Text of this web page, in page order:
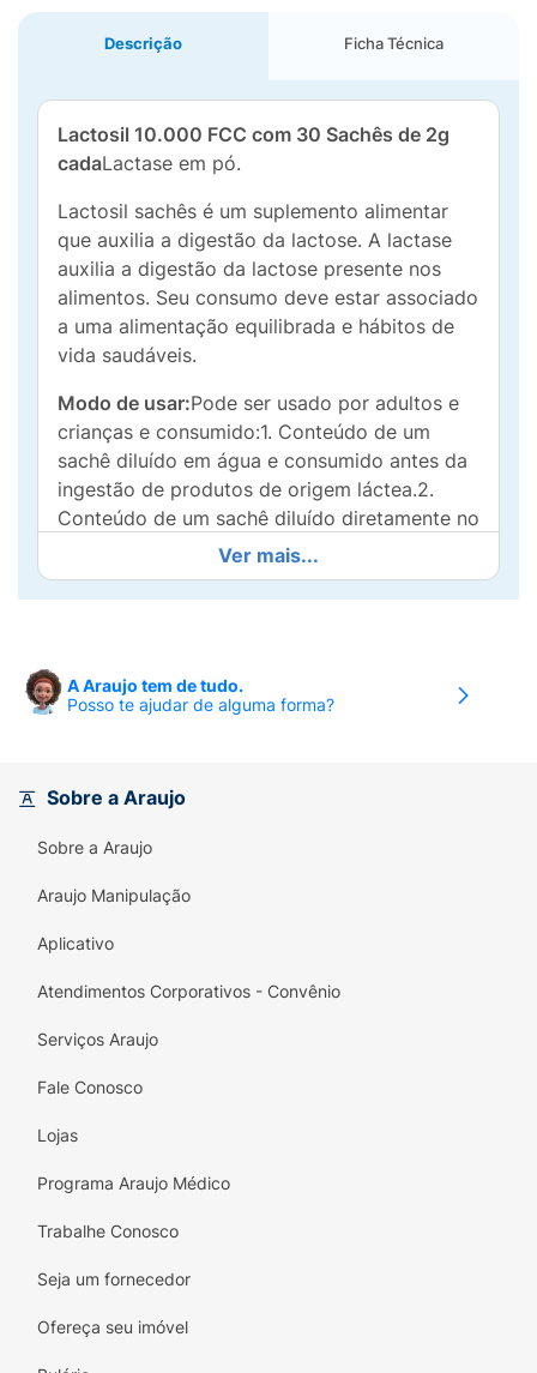
Descrição Ficha Técnica
Lactosil 10.000 FCC com 30 Sachês de 2g
cadaLactase em pó.
Lactosil sachês é um suplemento alimentar
que auxilia a digestão da lactose. A lactase
auxilia a digestão da lactose presente nos
alimentos. Seu consumo deve estar associado
a uma alimentação equilibrada e hábitos de
vida saudáveis.
Modo de usar:Pode ser usado por adultos e
crianças e consumido:1. Conteúdo de um
sachê diluído em água e consumido antes da
ingestão de produtos de origem láctea.2.
Conteúdo de um sachê diluído diretamente no
leite ou em preparações lácteas
imediatamente antes de seu consumo.3.
Conteúdo de um sachê pulverizado sobre
Essas quantidades podem variar entre
diferentes indivíduos, podendo ser ajustada
ou conforme orientação do médico ou
indivíduos com galactosemia. Consumir sob
orientação do médico ou nutricionista.
Ingredientes:
Maltodextrina,(veículo), lactase
Aspergillus oryzae
de silício.NÃO CONTÉM GLÚTEN.
Ver mais...
A Araujo tem de tudo.
Posso te ajudar de alguma forma?
Sobre a Araujo
Sobre a Araujo
Araujo Manipulação
Aplicativo
Atendimentos Corporativos - Convênio
Serviços Araujo
Fale Conosco
Lojas
Programa Araujo Médico
Trabalhe Conosco
Seja um fornecedor
Ofereça seu imóvel